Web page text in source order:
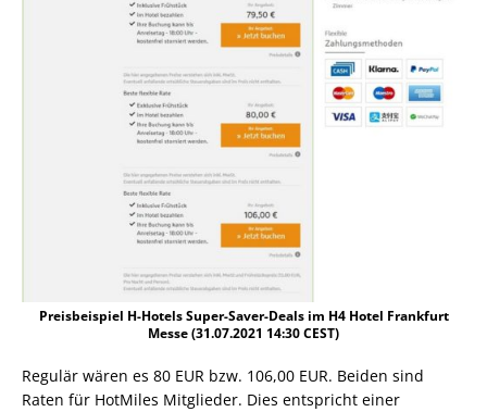
Preisbeispiel H-Hotels Super-Saver-Deals im H4 Hotel Frankfurt
Messe (31.07.2021 14:30 CEST)
Regulär wären es 80 EUR bzw. 106,00 EUR. Beiden sind
Raten für HotMiles Mitglieder. Dies entspricht einer